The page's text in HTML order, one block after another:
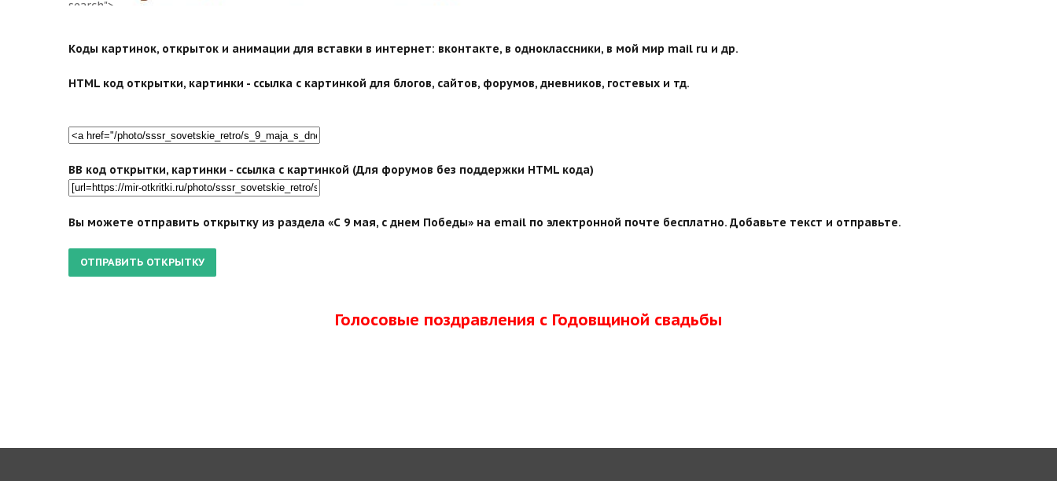
search">
Коды картинок, открыток и анимации для вставки в интернет: вконтакте, в одноклассники, в мой мир mail ru и др.
HTML код открытки, картинки - ссылка с картинкой для блогов, сайтов, форумов, дневников, гостевых и тд.
BB код открытки, картинки - ссылка с картинкой (Для форумов без поддержки HTML кода)
Вы можете отправить открытку из раздела «С 9 мая, с днем Победы» на email по электронной почте бесплатно. Добавьте текст и отправьте.
Голосовые поздравления с Годовщиной свадьбы